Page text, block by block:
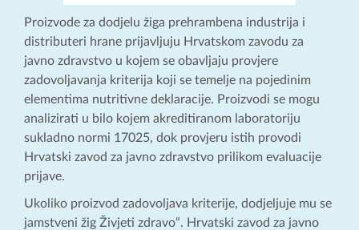
Proizvode za dodjelu žiga prehrambena industrija i
distributeri hrane prijavljuju Hrvatskom zavodu za
javno zdravstvo u kojem se obavljaju provjere
zadovoljavanja kriterija koji se temelje na pojedinim
elementima nutritivne deklaracije. Proizvodi se mogu
analizirati u bilo kojem akreditiranom laboratoriju
sukladno normi 17025, dok provjeru istih provodi
Hrvatski zavod za javno zdravstvo prilikom evaluacije
prijave.
Ukoliko proizvod zadovoljava kriterije, dodjeljuje mu se
jamstveni žig Živjeti zdravo“. Hrvatski zavod za javno